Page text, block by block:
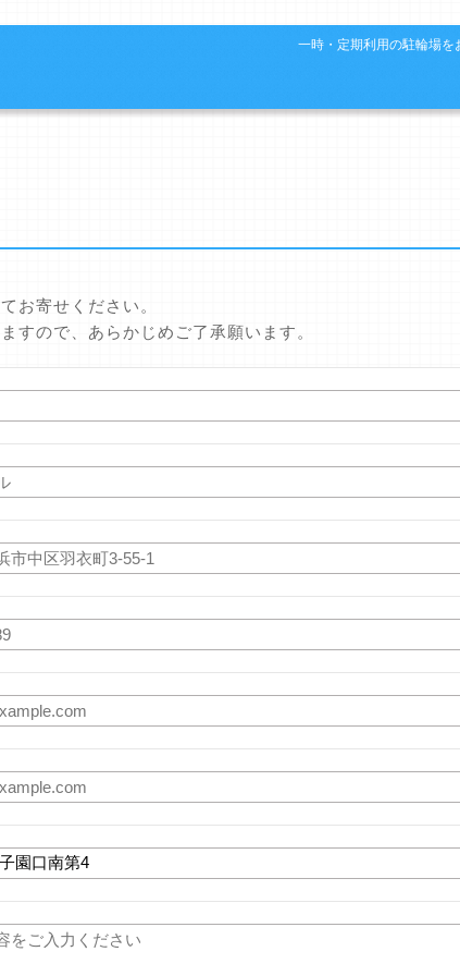
一時・定期利用の駐輪場
お寄せください。
すので、あらかじめご了承願います。